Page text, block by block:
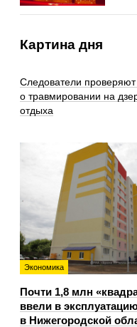
Картина дня
Следователи
о травмировании на
отдыха
Экономика
Почти 1,8 млн
ввели в
в Нижегородской